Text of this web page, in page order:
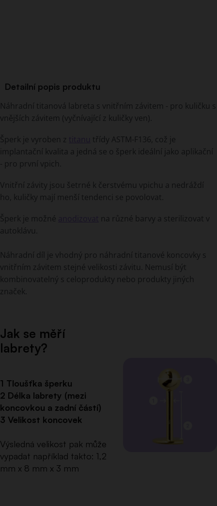
Detailní popis produktu
Náhradní titanová labreta s vnitřním závitem - pro kuličku s
vnějších závitem (vyčnívající z kuličky ven).
Šperk je vyroben z
třídy ASTM-F136, což je
implantační kvalita a jedná se o šperk ideální jako aplikační
- pro první vpich.
Vnitřní závity jsou šetrné k čerstvému vpichu a nedráždí
ho, kuličky mají menší tendenci se povolovat.
Šperk je možné
na různé barvy a sterilizovat v
autoklávu.
Náhradní díl je vhodný pro náhradní titanové koncovky s
vnitřním závitem stejné velikosti závitu. Nemusí být
kombinovatelný s celoprodukty nebo produkty jiných
značek.
Jak se měří
labrety?
1 Tloušťka šperku
2 Délka labrety (mezi
koncovkou a zadní částí)
3 Velikost koncovek
Výsledná velikost pak může
vypadat například takto: 1,2
mm x 8 mm x 3 mm